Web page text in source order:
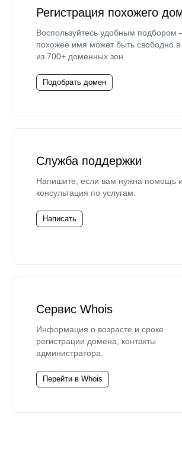
Регистрация похожего
Воспользуйтесь удобным подбором
похожее имя может быть свободно в
из 700+ доменных зон.
Подобрать домен
Служба поддержки
Напишите, если вам нужна помощь
консультация по услугам.
Написать
Сервис Whois
Информация о возрасте и сроке
регистрации домена, контакты
администратора.
Перейти в Whois